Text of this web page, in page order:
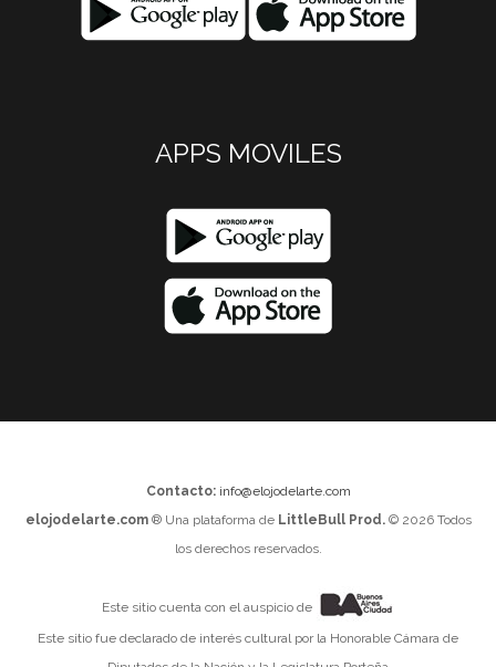
APPS MOVILES
Contacto: info@elojodelarte.com
elojodelarte.com® Una plataforma de LittleBull Prod.© 2026 Todos
los derechos reservados.
Este sitio cuenta con el auspicio de
Este sitio fue declarado de interés cultural por la Honorable Cámara de